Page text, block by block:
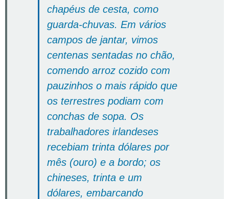
chapéus de cesta, como
guarda-chuvas. Em vários
campos de jantar, vimos
centenas sentadas no chão,
comendo arroz cozido com
pauzinhos o mais rápido que
os terrestres podiam com
conchas de sopa. Os
trabalhadores irlandeses
recebiam trinta dólares por
mês (ouro) e a bordo; os
chineses, trinta e um
dólares, embarcando